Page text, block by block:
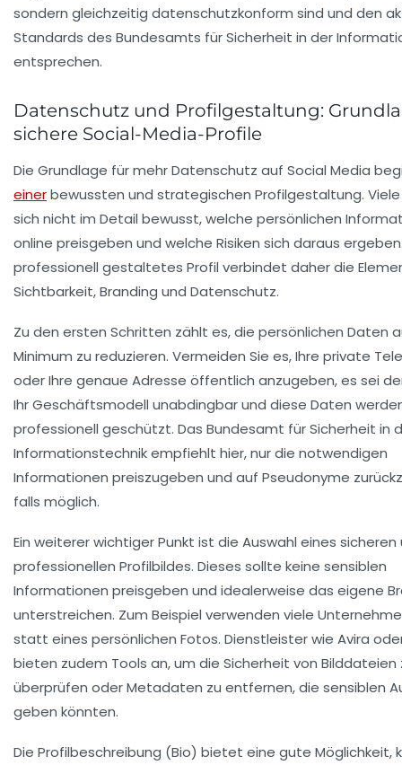
sondern gleichzeitig datenschutzkonform sind und den
Standards des Bundesamts für Sicherheit in der
entsprechen.
Datenschutz und Profilgestaltung:
sichere Social-Media-Profile
Die Grundlage für mehr Datenschutz auf Social Media
einerbewussten und strategischen Profilgestaltung.
sich nicht im Detail bewusst, welche persönlichen
online preisgeben und welche Risiken sich daraus
professionell gestaltetes Profil verbindet daher die
Sichtbarkeit, Branding und Datenschutz.
Zu den ersten Schritten zählt es, die persönlichen Daten
Minimum zu reduzieren. Vermeiden Sie es, Ihre private
oder Ihre genaue Adresse öffentlich anzugeben, es sei
Ihr Geschäftsmodell unabdingbar und diese Daten
professionell geschützt. Das Bundesamt für Sicherheit in
Informationstechnik empfiehlt hier, nur die notwendigen
Informationen preiszugeben und auf Pseudonyme
falls möglich.
Ein weiterer wichtiger Punkt ist die Auswahl eines sicheren
professionellen Profilbildes. Dieses sollte keine sensiblen
Informationen preisgeben und idealerweise das eigene
unterstreichen. Zum Beispiel verwenden viele
statt eines persönlichen Fotos. Dienstleister wie Avira
bieten zudem Tools an, um die Sicherheit von Bilddateien
überprüfen oder Metadaten zu entfernen, die sensiblen
geben könnten.
Die Profilbeschreibung (Bio) bietet eine gute Möglichkeit,